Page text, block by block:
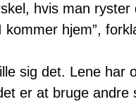
hvis man
hjem”,
sig det. Lene har
er at bruge andre